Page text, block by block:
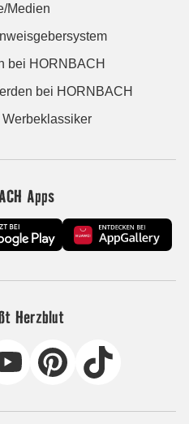
Medien
bei HORNBACH
bei HORNBACH
Apps
Herzblut